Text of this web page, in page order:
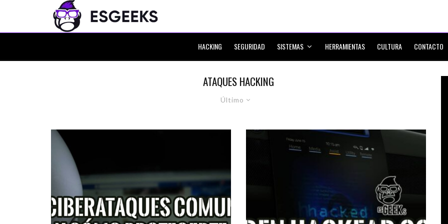
HACKING SEGURIDAD SISTEMAS HERRAMIENTAS CULTURA CONTACTO
ATAQUES HACKING
Último